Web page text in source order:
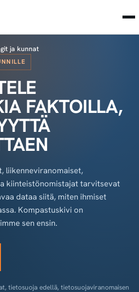
ja kunnat
FAKTOILLA,
liikenneviranomaiset,
kiinteistönomistajat tarvitsevat
dataa siitä, miten ihmiset
Kompastuskivi on
sen ensin.
tietosuoja edellä, tietosuojaviranomaisen